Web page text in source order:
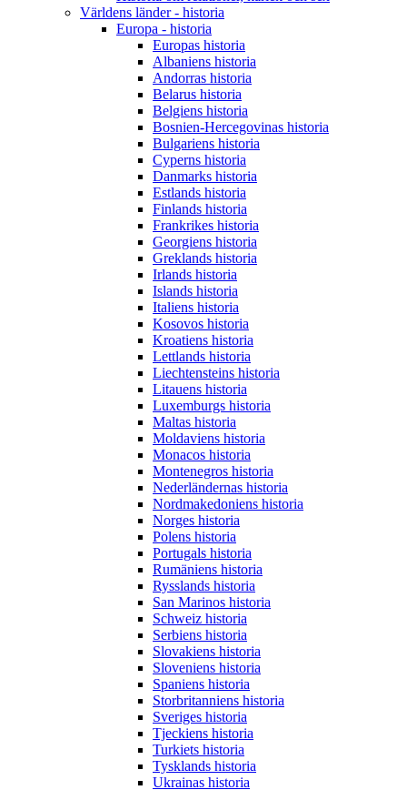
Världens länder - historia
Europa - historia
Europas historia
Albaniens historia
Andorras historia
Belarus historia
Belgiens historia
Bosnien-Hercegovinas historia
Bulgariens historia
Cyperns historia
Danmarks historia
Estlands historia
Finlands historia
Frankrikes historia
Georgiens historia
Greklands historia
Irlands historia
Islands historia
Italiens historia
Kosovos historia
Kroatiens historia
Lettlands historia
Liechtensteins historia
Litauens historia
Luxemburgs historia
Maltas historia
Moldaviens historia
Monacos historia
Montenegros historia
Nederländernas historia
Nordmakedoniens historia
Norges historia
Polens historia
Portugals historia
Rumäniens historia
Rysslands historia
San Marinos historia
Schweiz historia
Serbiens historia
Slovakiens historia
Sloveniens historia
Spaniens historia
Storbritanniens historia
Sveriges historia
Tjeckiens historia
Turkiets historia
Tysklands historia
Ukrainas historia